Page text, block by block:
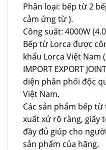
Phân loại: bếp từ 2
cảm ứng từ ).
Công suất: 4000W
Bếp từ Lorca được
khẩu Lorca Việt Nam (
IMPORT EXPORT
diện phân phối độc
Việt Nam.
Các sản phẩm bếp
xuất xứ rõ ràng, giấy
đầy đủ giúp cho
sản phẩm của hãng.